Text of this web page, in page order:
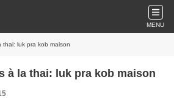
MENU
luk pra kob maison
à la thai: luk pra kob maison